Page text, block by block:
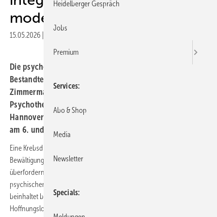
modernen Onkologie
15.05.2026
Die psychoonkologische Versorgung ist integraler
Bestandteil der modernen Onkologie, berichtete Tanja
Zimmermann von der Klinik für Psychosomatik und
Psychotherapie an der Medizinischen Hochschule
Hannover (MHH) auf dem 19. Urologie-Update-Seminar
am 6. und 7. Februar 2026 in Berlin.
Eine Krebsdiagnose und -behandlung kann die
Bewältigungskapazitäten vieler Betroffener heraus- und auch
überfordern. Dieses kann sich in einer klinisch relevanten
psychischen Belastung äußern. Dieser sog. „psychische Distress“
beinhaltet beispielsweise Ängste und Sorgen, Depressivität, Hilf- und
Hoffnungslosigkeit, Schlafstörungen und Fatigue.
Heidelberger Gespräch
Jobs
Premium
Services
Abo & Shop
Media
Newsletter
Specials